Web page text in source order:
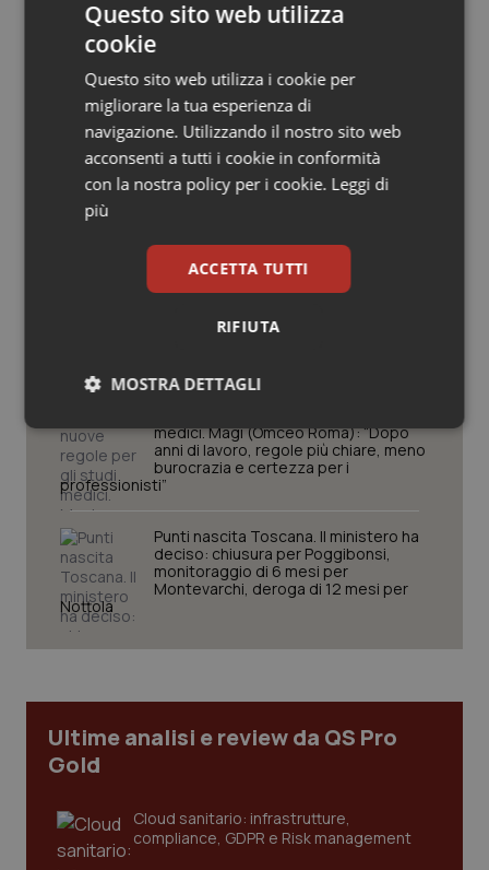
Salute orale & impianti
Sangue & coagulazione
Tiroide
Tumore al seno
Tumore ovarico
Ulcera & Reflusso
Vaccini
Potrebbe interessarti in
Regioni e Asl
fotografano la qualità reale del Ssn”
criticità riscontrate, stop al
medici. Magi (Omceo Roma): “Dopo
anni di lavoro, regole più chiare, meno
burocrazia e certezza per i
professionisti”
Punti nascita Toscana. Il ministero ha
deciso: chiusura per Poggibonsi,
monitoraggio di 6 mesi per
Montevarchi, deroga di 12 mesi per
Nottola
Ultime analisi e review da QS Pro
Gold
Cloud sanitario: infrastrutture,
compliance, GDPR e Risk management
Questo sito web utilizza
cookie
Questo sito web utilizza i cookie per
migliorare la tua esperienza di
navigazione. Utilizzando il nostro sito web
acconsenti a tutti i cookie in conformità
con la nostra policy per i cookie. Leggi di
più
ACCETTA TUTTI
RIFIUTA
MOSTRA DETTAGLI
Necessari Statistici Marketing
Necessari Statistici Marketing
I cookie necessari contribuiscono a rendere fruibile il
Fornitore / Dominio